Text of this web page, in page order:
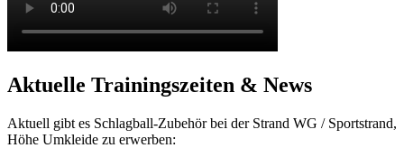
Aktuelle Trainingszeiten & News
Aktuell gibt es Schlagball-Zubehör bei der Strand WG / Sportstrand,
Höhe Umkleide zu erwerben: